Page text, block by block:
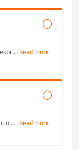

Kom langs bij Olmia voor een persoonlijk gesprek met Job. We bespreken uw wensen, bekijken de mogelijkheden en geven u graag een rondleiding indien gewenst. Visit Olmia for a personal meeting with Job. We’ll discuss your needs, explore possible solutions, and give you a quick tour if you like. Read more

Kies dit type afspraak als Job bij u langskomt om de situatie ter plekke te bekijken of een project te bespreken. Samen bekijken we hoe Olmia u het beste kan ondersteunen. Select this option if Job will visit your location to review the situation on-site or discuss your project. Together we’ll see how Olmia can best support you.
Read more